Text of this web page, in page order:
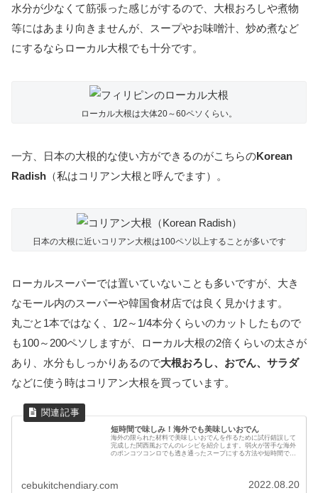
水分が少なくて筋張った感じがするので、大根おろしや煮物
等にはあまり向きませんが、スープやお味噌汁、炒め煮など
にするならローカル大根でも十分です。
ローカル大根は大体20～60ペソくらい。
一方、日本の大根的な使い方ができるのがこちらのKorean
Radish （私はコリアン大根と呼んでます）。
日本の大根に近いコリアン大根は100ペソ以上することが多いです
ローカルスーパーでは置いていないことも多いですが、大き
なモール内のスーパーや韓国食材店では良く見かけます。
丸ごと1本ではなく、1/2～1/4本分くらいのカットしたもので
も100～200ペソしますが、ローカル大根の2倍くらいの太さが
あり、水分もしっかりあるので大根おろし、おでん、サラダ
などに使う時はコリアン大根を買っています。
短時間で味しみ！海外でも美味しいおでん
海外の限られた材料で美味しいおでんを作るために試行錯誤して
完成した関西風おでんのレシピを紹介します。弱火が苦手な海外
のポンコツコンロでも透き通ったスープにする方法や短時間で味
cebukitchendiary.com 2022.08.20